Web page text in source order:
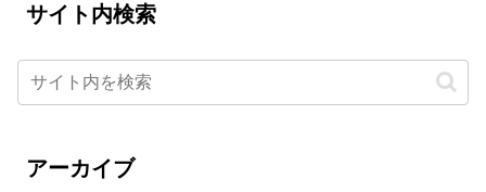
サイト内検索
アーカイブ